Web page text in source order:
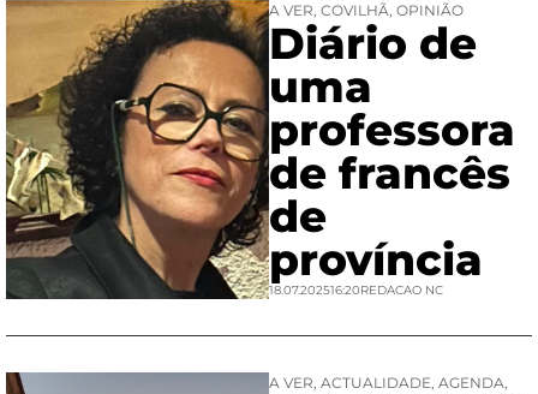
A VER, COVILHÃ, OPINIÃO
Diário de
uma
professora
de francês
de
província
18.07.202516:20REDACAO NC
A VER, ACTUALIDADE, AGENDA,